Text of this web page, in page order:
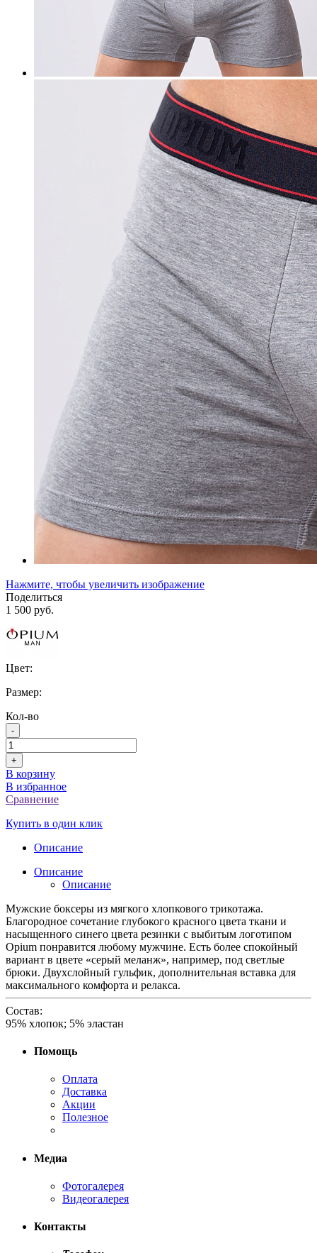
Нажмите, чтобы увеличить изображение
Поделиться
1 500 руб.
Цвет:
Размер:
Кол-во
-
+
В корзину
В избранное
Сравнение
Купить в один клик
Описание
Описание
Описание
Мужские боксеры из мягкого хлопкового трикотажа.
Благородное сочетание глубокого красного цвета ткани и
насыщенного синего цвета резинки с выбитым логотипом
Opium понравится любому мужчине. Есть более спокойный
вариант в цвете «серый меланж», например, под светлые
брюки. Двухслойный гульфик, дополнительная вставка для
максимального комфорта и релакса.
Состав:
95% хлопок; 5% эластан
Помощь
Оплата
Доставка
Акции
Полезное
Медиа
Фотогалерея
Видеогалерея
Контакты